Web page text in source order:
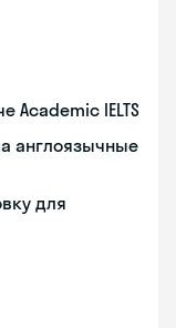
Academic IELTS
англоязычные
для